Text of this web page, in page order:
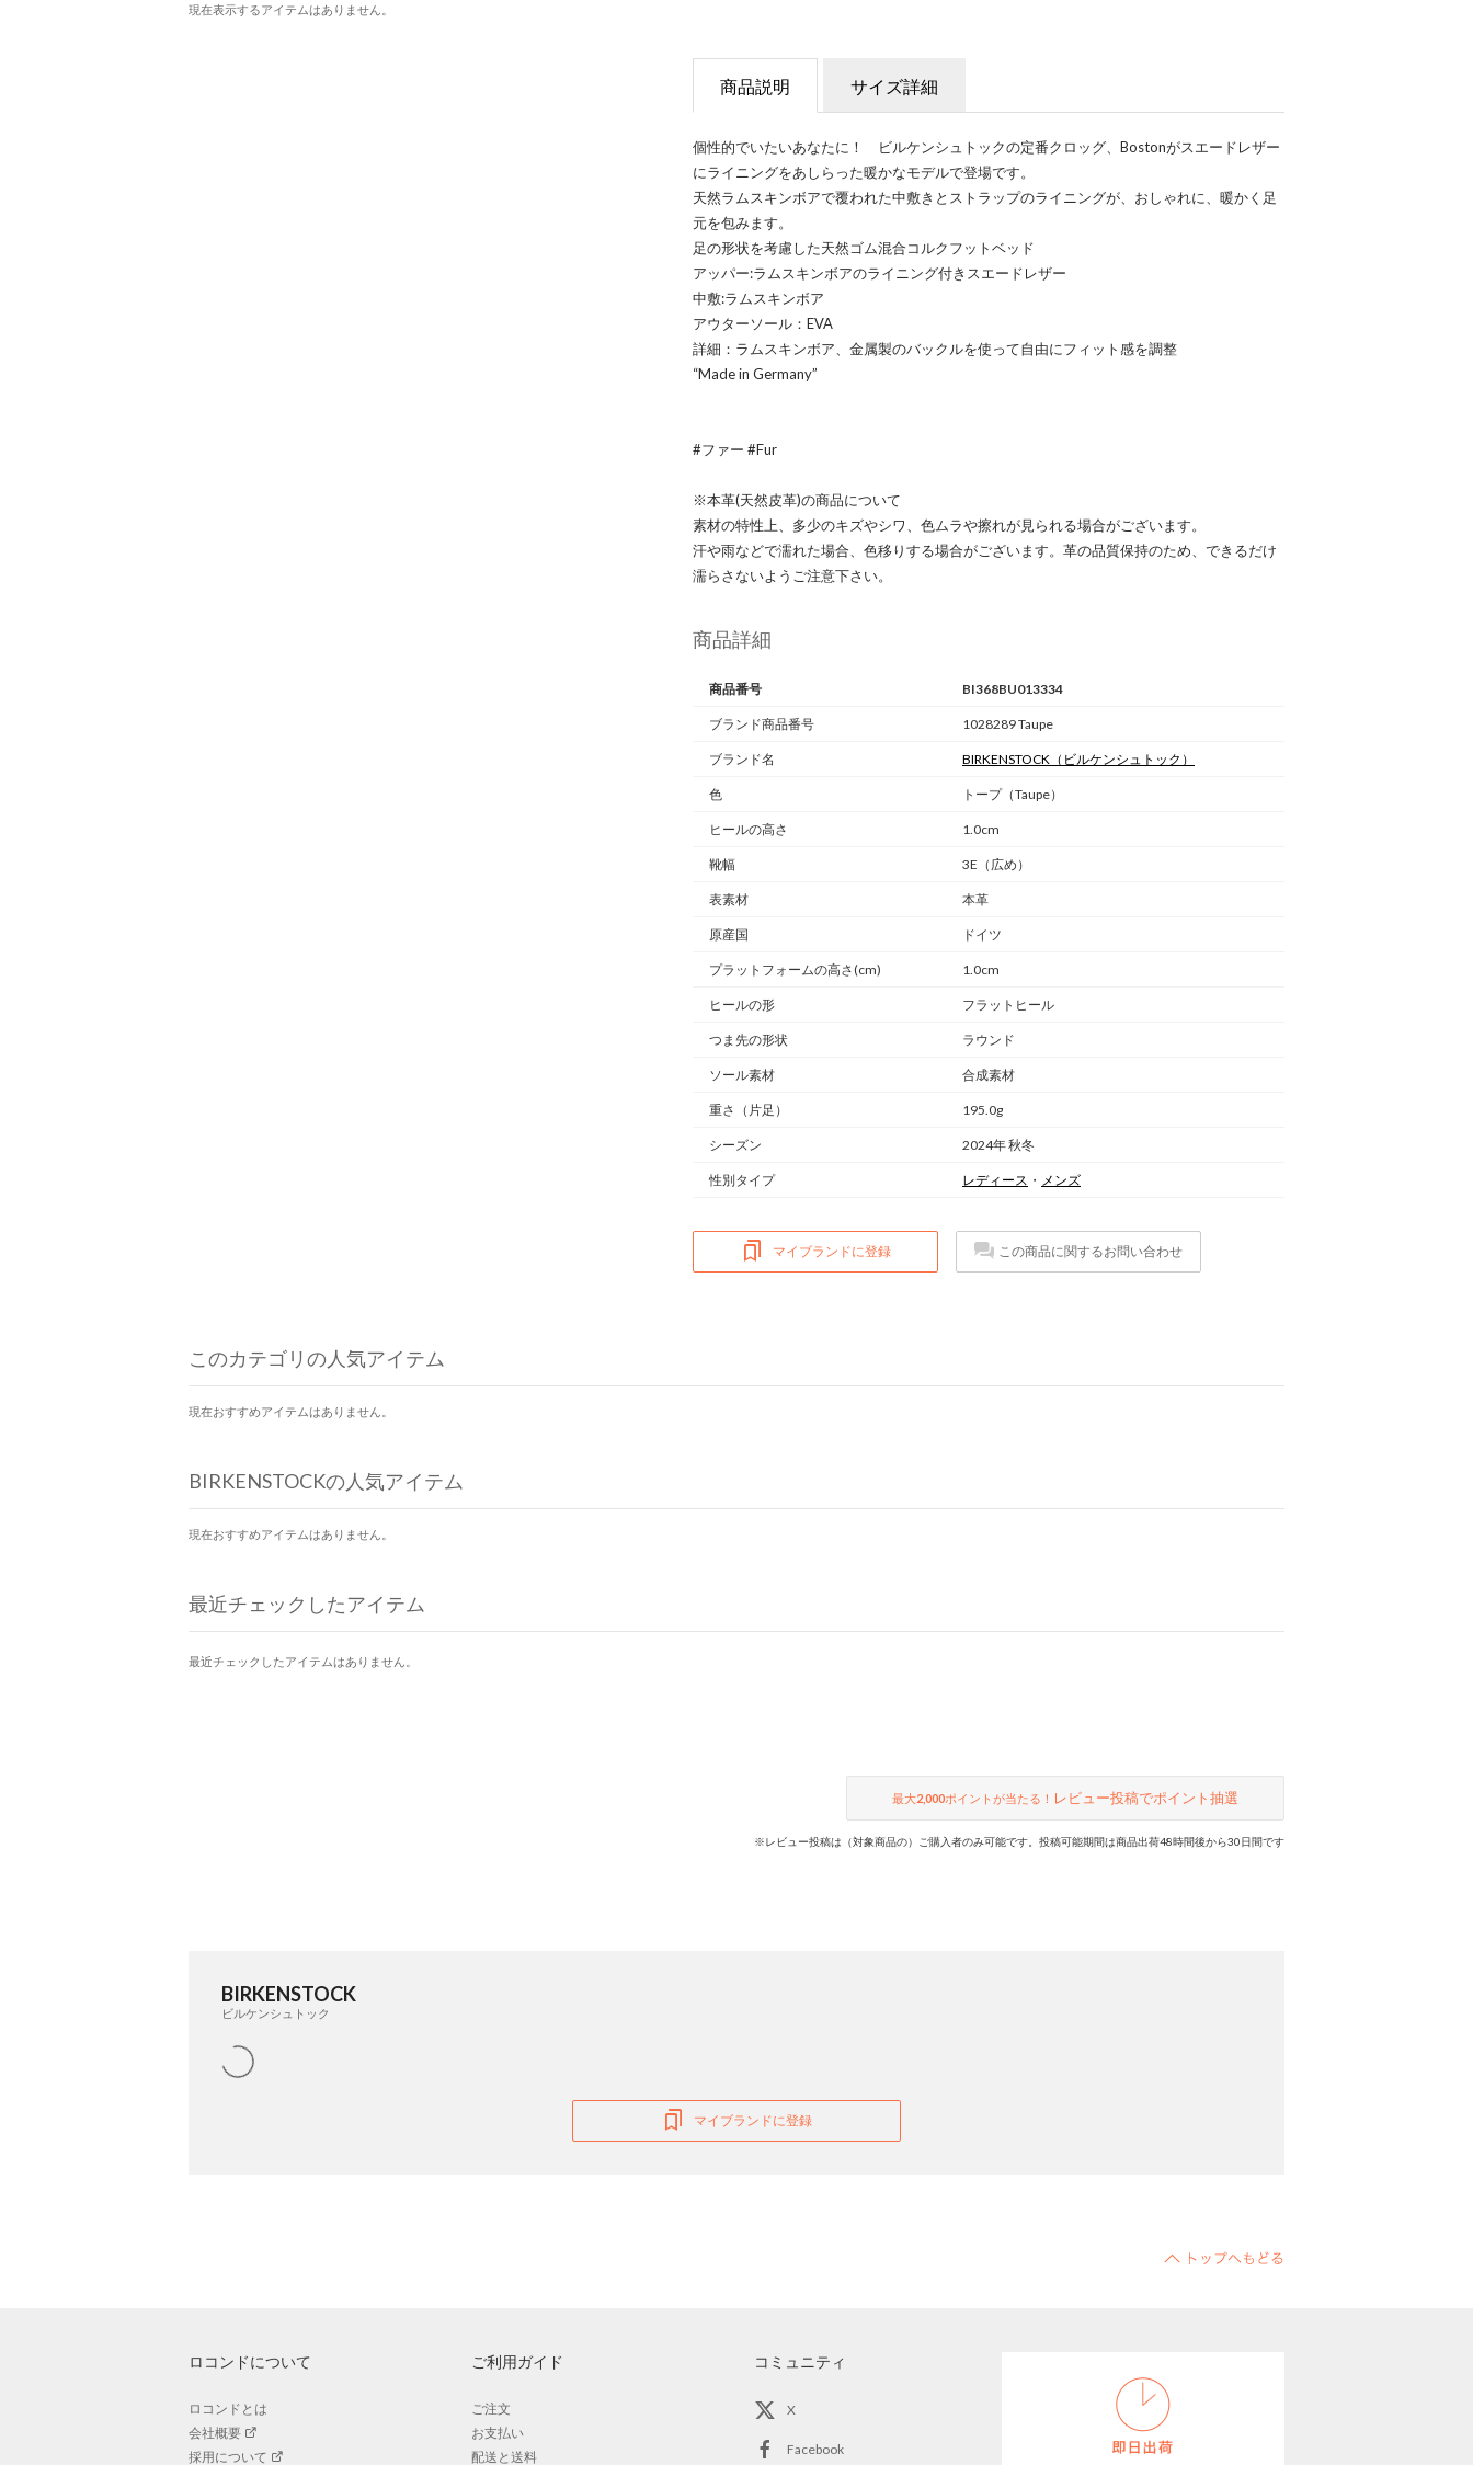
現在表示するアイテムはありません。
商品説明 サイズ詳細
個性的でいたいあなたに！ ビルケンシュトックの定番クロッグ、Bostonがスエードレザー
にライニングをあしらった暖かなモデルで登場です。
天然ラムスキンボアで覆われた中敷きとストラップのライニングが、おしゃれに、暖かく足
元を包みます。
足の形状を考慮した天然ゴム混合コルクフットベッド
アッパー:ラムスキンボアのライニング付きスエードレザー
中敷:ラムスキンボア
アウターソール：EVA
詳細：ラムスキンボア、金属製のバックルを使って自由にフィット感を調整
“Made in Germany”
#ファー #Fur
※本革(天然皮革)の商品について
素材の特性上、多少のキズやシワ、色ムラや擦れが見られる場合がございます。
汗や雨などで濡れた場合、色移りする場合がございます。革の品質保持のため、できるだけ
濡らさないようご注意下さい。
商品詳細
商品番号 BI368BU013334
ブランド商品番号 1028289 Taupe
ブランド名 BIRKENSTOCK （ビルケンシュトック）
色 トープ（Taupe）
ヒールの高さ 1.0cm
靴幅 3E（広め）
表素材 本革
原産国 ドイツ
プラットフォームの高さ(cm) 1.0cm
ヒールの形 フラットヒール
つま先の形状 ラウンド
ソール素材 合成素材
重さ （片足） 195.0g
シーズン 2024年 秋冬
性別タイプ レディース ・ メンズ
マイブランドに登録 この商品に関するお問い合わせ
このカテゴリの人気アイテム
現在おすすめアイテムはありません。
BIRKENSTOCKの人気アイテム
現在おすすめアイテムはありません。
最近チェックしたアイテム
最近チェックしたアイテムはありません。
最大2,000ポイントが当たる！ レビュー投稿でポイント抽選
※レビュー投稿は（対象商品の）ご購入者のみ可能です。投稿可能期間は商品出荷48時間後から30日間です
BIRKENSTOCK
ビルケンシュトック
マイブランドに登録
ロコンドについて
ロコンドとは
会社概要
採用について
ご利用ガイド
ご注文
お支払い
配送と送料
コミュニティ
X
Facebook